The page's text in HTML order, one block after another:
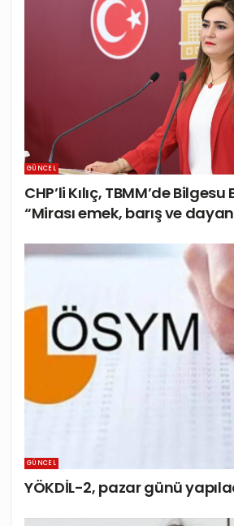
GÜNCEL
CHP’li Kılıç, TBMM’de Bilgesu
“Mirası emek, barış ve
GÜNCEL
YÖKDİL-2, pazar günü